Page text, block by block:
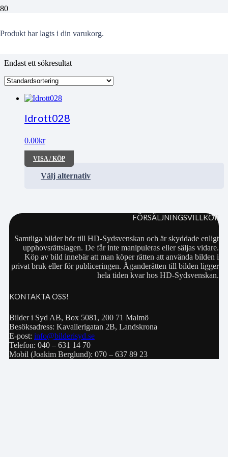
Produkt har lagts i din varukorg.
Sparbankscupen
Endast ett sökresultat
Idrott028
0.00kr
VISA / KÖP
Välj alternativ
FÖRSÄLJNINGSVILLKOR
Samtliga bilder hör till HD-Sydsvenskan och är skyddade enligt
upphovsrättslagen. De får inte manipuleras eller säljas vidare.
Köp av bild innebär att man köper rätten att använda bilden i
privat bruk eller för publiceringen. Äganderätten till bilden ligger
hela tiden kvar hos HD-Sydsvenskan.
KONTAKTA OSS!
Bilder i Syd AB, Box 5081, 200 71 Malmö
Besöksadress: Kavallerigatan 2B, Landskrona
E-post: info@bilderisyd.se
Telefon: 040 – 631 14 70
Mobil (Joakim Berglund): 070 – 637 89 23